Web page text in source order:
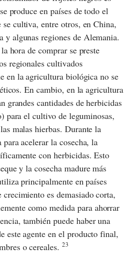
produce en países de todo el
cultiva, entre otros, en China,
algunas regiones de Alemania.
hora de comprar se preste
regionales cultivados
en la agricultura biológica no se
En cambio, en la agricultura
grandes cantidades de herbicidas
para el cultivo de leguminosas,
malas hierbas. Durante la
para acelerar la cosecha, la
con herbicidas. Esto
y la cosecha madure más
principalmente en países
es demasiado corta,
como medida para ahorrar
también puede haber una
este agente en el producto final,
o cereales. 23